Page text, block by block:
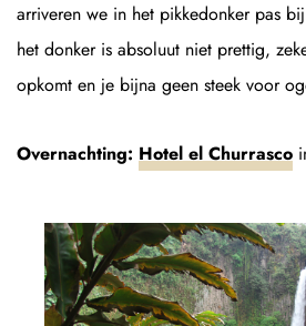
arriveren we in het pikkedonker pas
het donker is absoluut niet prettig,
opkomt en je bijna geen steek voor
Overnachting: Hotel el Churrasco